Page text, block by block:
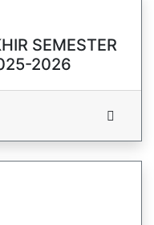
SEMESTER
2026